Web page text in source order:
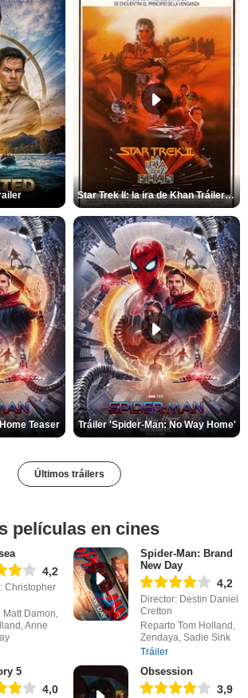
Star Trek II: la ira de Khan Tráiler VO
Teaser Tráiler 'Spider-Man: No Way Home'
Últimos tráilers
películas en cines
4,2
Christopher
Matt Damon,
Anne
Spider-Man: Brand
New Day
4,2
Director: Destin Daniel
Cretton
Reparto Tom Holland,
Zendaya, Sadie Sink
Tráiler
5
4,0
Obsession
3,9